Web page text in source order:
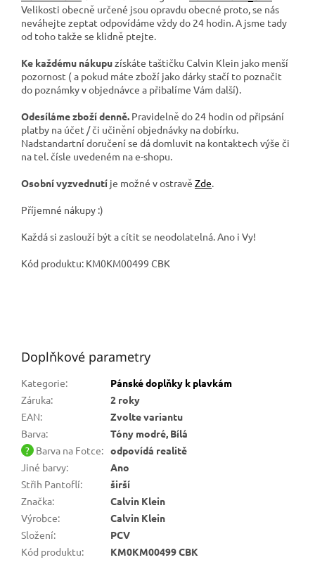
Velikosti obecně určené jsou opravdu obecné proto, se nás
neváhejte zeptat odpovídáme vždy do 24 hodin. A jsme tady
od toho takže se klidně ptejte.
Ke každému nákupuzískáte taštičku Calvin Klein jako menší
pozornost ( a pokud máte zboží jako dárky stačí to poznačit
do poznámky v objednávce a přibalíme Vám další).
Odesíláme zboží denně. Pravidelně do 24 hodin od připsání
platby na účet / či učinění objednávky na dobírku.
Nadstandartní doručení se dá domluvit na kontaktech výše či
na tel. čísle uvedeném na e-shopu.
Osobní vyzvednutí je možné v ostravě Zde.
Příjemné nákupy :)
Každá si zaslouží být a cítit se neodolatelná. Ano i Vy!
Kód produktu: KM0KM00499 CBK
Doplňkové parametry
Kategorie:
Pánské doplňky k plavkám
Záruka:
2 roky
EAN:
Zvolte variantu
Barva:
Tóny modré, Bílá
? Barva na Fotce: odpovídá realitě
Jiné barvy:
Ano
Střih Pantoflí:
širší
Značka:
Calvin Klein
Výrobce:
Calvin Klein
Složení:
PCV
Kód produktu: KM0KM00499 CBK